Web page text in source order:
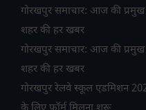
गोरखपुर समाचार: आज की
शहर की हर खबर
गोरखपुर समाचार: आज की
शहर की हर खबर
गोरखपुर रेलवे स्कूल एडमिशन